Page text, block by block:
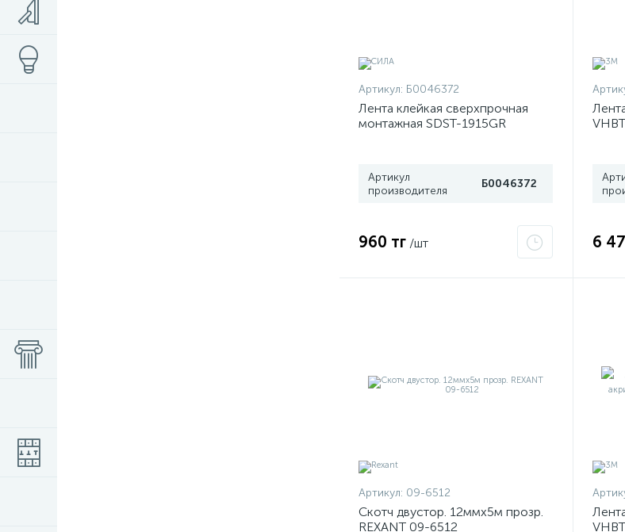
Артикул: Б0046372
Лента клейкая сверхпрочная
монтажная SDST-1915GR
Артикул
производителя
Б0046372
960 тг /шт 6
Артикул: 09-6512
Скотч двустор. 12ммх5м прозр.
REXANT 09-6512